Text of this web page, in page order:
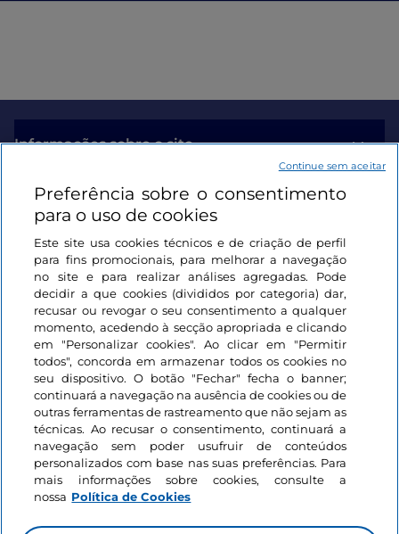
Informações sobre o site
Ligações úteis
Iniciar sessão
Mantenha-se em contacto
Preferência sobre o consentimento
para o uso de cookies
Este site usa cookies técnicos e de criação de perfil
para fins promocionais, para melhorar a navegação
no site e para realizar análises agregadas. Pode
decidir a que cookies (divididos por categoria) dar,
recusar ou revogar o seu consentimento a qualquer
momento, acedendo à secção apropriada e clicando
em "Personalizar cookies". Ao clicar em "Permitir
todos", concorda em armazenar todos os cookies no
seu dispositivo. O botão "Fechar" fecha o banner;
continuará a navegação na ausência de cookies ou de
outras ferramentas de rastreamento que não sejam as
técnicas. Ao recusar o consentimento, continuará a
navegação sem poder usufruir de conteúdos
personalizados com base nas suas preferências. Para
mais informações sobre cookies, consulte a
nossa Política de Cookies
Continue sem aceitar